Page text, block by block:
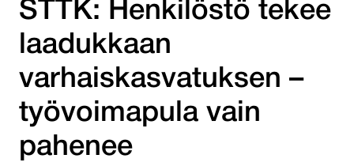
STTK: Henkilöstö tekee
laadukkaan
varhaiskasvatuksen –
työvoimapula vain
pahenee